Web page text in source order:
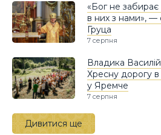
«Бог не забирає
в них з нами»,
Груца
7 серпня
Владика
Хресну дорогу в
у Яремче
7 серпня
Дивитися ще